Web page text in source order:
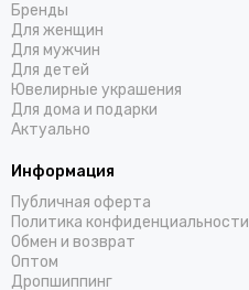
Бренды
Для женщин
Для мужчин
Для детей
Ювелирные украшения
Для дома и подарки
Актуально
Информация
Публичная оферта
Политика конфиденциальности
Обмен и возврат
Оптом
Дропшиппинг